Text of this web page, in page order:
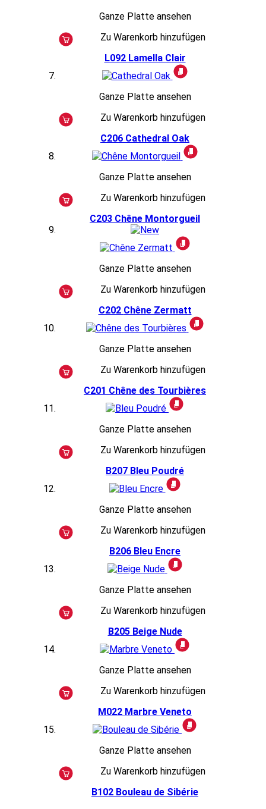
Ganze Platte ansehen
Zu Warenkorb hinzufügen
L092 Lamella Clair
Ganze Platte ansehen
Zu Warenkorb hinzufügen
C206 Cathedral Oak
Ganze Platte ansehen
Zu Warenkorb hinzufügen
C203 Chêne Montorgueil
Ganze Platte ansehen
Zu Warenkorb hinzufügen
C202 Chêne Zermatt
Ganze Platte ansehen
Zu Warenkorb hinzufügen
C201 Chêne des Tourbières
Ganze Platte ansehen
Zu Warenkorb hinzufügen
B207 Bleu Poudré
Ganze Platte ansehen
Zu Warenkorb hinzufügen
B206 Bleu Encre
Ganze Platte ansehen
Zu Warenkorb hinzufügen
B205 Beige Nude
Ganze Platte ansehen
Zu Warenkorb hinzufügen
M022 Marbre Veneto
Ganze Platte ansehen
Zu Warenkorb hinzufügen
B102 Bouleau de Sibérie